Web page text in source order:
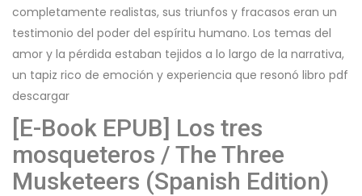
completamente realistas, sus triunfos y fracasos eran un
testimonio del poder del espíritu humano. Los temas del
amor y la pérdida estaban tejidos a lo largo de la narrativa,
un tapiz rico de emoción y experiencia que resonó libro pdf
descargar
[E-Book EPUB] Los tres
mosqueteros / The Three
Musketeers (Spanish Edition)